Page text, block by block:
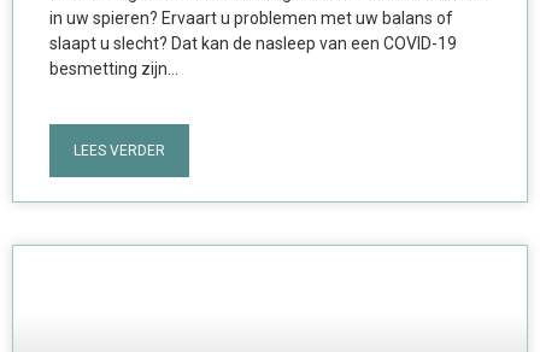
in uw spieren? Ervaart u problemen met uw balans of
slaapt u slecht? Dat kan de nasleep van een COVID-19
besmetting zijn…
LEES VERDER